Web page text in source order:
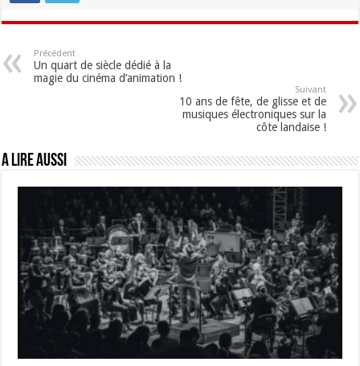
Précédent
Un quart de siècle dédié à la
magie du cinéma d’animation !
Suivant
10 ans de fête, de glisse et de
musiques électroniques sur la
côte landaise !
A lire aussi